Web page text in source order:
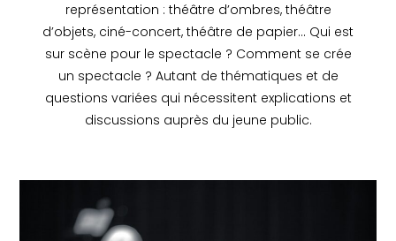
représentation : théâtre d’ombres, théâtre
d’objets, ciné-concert, théâtre de papier… Qui est
sur scène pour le spectacle ? Comment se crée
un spectacle ? Autant de thématiques et de
questions variées qui nécessitent explications et
discussions auprès du jeune public.